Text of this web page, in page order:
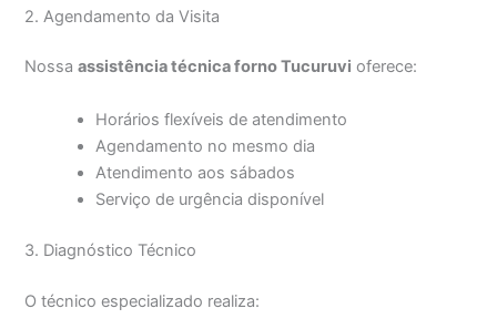
2. Agendamento da Visita
Nossaassistência técnica forno Tucuruvi oferece:
Horários flexíveis de atendimento
Agendamento no mesmo dia
Atendimento aos sábados
Serviço de urgência disponível
3. Diagnóstico Técnico
O técnico especializado realiza: